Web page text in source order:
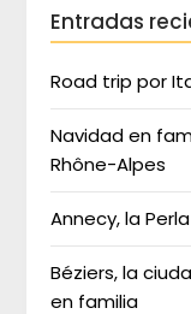
Entradas
Road trip por
Navidad en
Rhône-Alpes
Annecy, la
Béziers, la
en familia